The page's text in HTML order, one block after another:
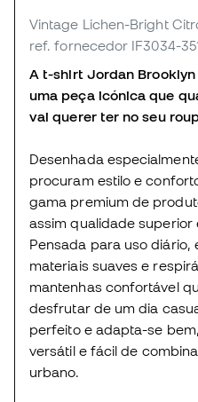
Vintage Lichen-Bright
ref. fornecedor IF3034-
A t-shirt Jordan Brooklyn
uma peça icónica que
vai querer ter no seu
Desenhada
procuram estilo e
gama premium de
assim qualidade superior
Pensada para uso diário,
materiais suaves e
mantenhas confortável
desfrutar de um dia
perfeito e adapta-se
versátil e fácil de
urbano.